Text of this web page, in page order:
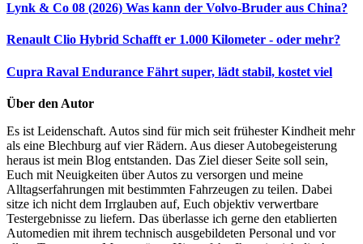
Lynk & Co 08 (2026) Was kann der Volvo-Bruder aus China?
Renault Clio Hybrid Schafft er 1.000 Kilometer - oder mehr?
Cupra Raval Endurance Fährt super, lädt stabil, kostet viel
Über den Autor
Es ist Leidenschaft. Autos sind für mich seit frühester Kindheit mehr
als eine Blechburg auf vier Rädern. Aus dieser Autobegeisterung
heraus ist mein Blog entstanden. Das Ziel dieser Seite soll sein,
Euch mit Neuigkeiten über Autos zu versorgen und meine
Alltagserfahrungen mit bestimmten Fahrzeugen zu teilen. Dabei
sitze ich nicht dem Irrglauben auf, Euch objektiv verwertbare
Testergebnisse zu liefern. Das überlasse ich gerne den etablierten
Automedien mit ihrem technisch ausgebildeten Personal und vor